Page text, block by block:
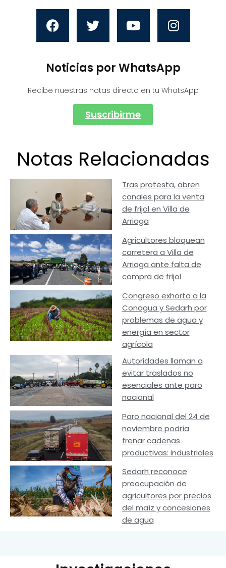
Noticias por WhatsApp
Recibe nuestras notas directo en tu WhatsApp
Suscribirme
Notas Relacionadas
Tras protesta, abren
canales para la venta
de frijol en Villa de
Arriaga
Agricultores bloquean
carretera a Villa de
Arriaga ante falta de
compra de frijol
Congreso exhorta a la
Conagua y Sedarh por
problemas de agua y
energía en sector
agrícola
Autoridades llaman a
evitar traslados no
esenciales ante paro
nacional
Paro nacional del 24 de
noviembre podría
frenar cadenas
productivas: industriales
Sedarh reconoce
preocupación de
agricultores por precios
del maíz y concesiones
de agua